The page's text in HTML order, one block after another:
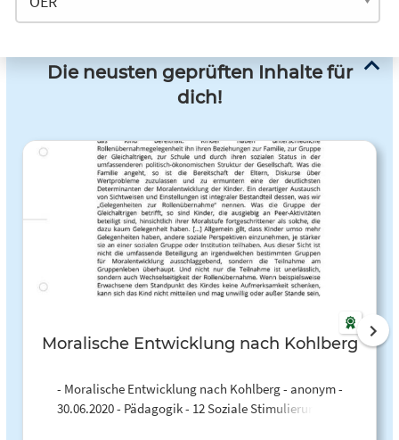
Die neusten geprüften Inhalte für
dich!
Moralische Entwicklung nach Kohlberg
- Moralische Entwicklung nach Kohlberg - anonym -
30.06.2020 - Pädagogik - 12 Soziale Stimulierung der